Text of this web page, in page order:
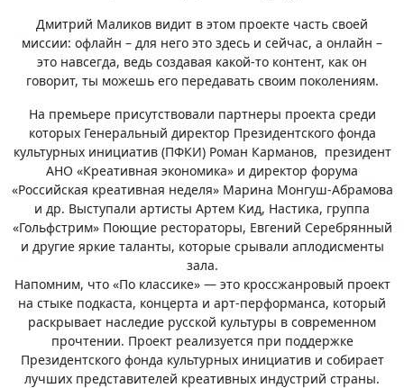
Дмитрий Маликов видит в этом проекте часть своей
миссии: офлайн – для него это здесь и сейчас, а онлайн –
это навсегда, ведь создавая какой-то контент, как он
говорит, ты можешь его передавать своим поколениям.
На премьере присутствовали партнеры проекта среди
которых Генеральный директор Президентского фонда
культурных инициатив (ПФКИ) Роман Карманов, президент
АНО «Креативная экономика» и директор форума
«Российская креативная неделя» Марина Монгуш-Абрамова
и др. Выступали артисты Артем Кид, Настика, группа
«Гольфстрим» Поющие рестораторы, Евгений Серебрянный
и другие яркие таланты, которые срывали аплодисменты
зала.
Напомним, что «По классике» — это кроссжанровый проект
на стыке подкаста, концерта и арт-перформанса, который
раскрывает наследие русской культуры в современном
прочтении. Проект реализуется при поддержке
Президентского фонда культурных инициатив и собирает
лучших представителей креативных индустрий страны.